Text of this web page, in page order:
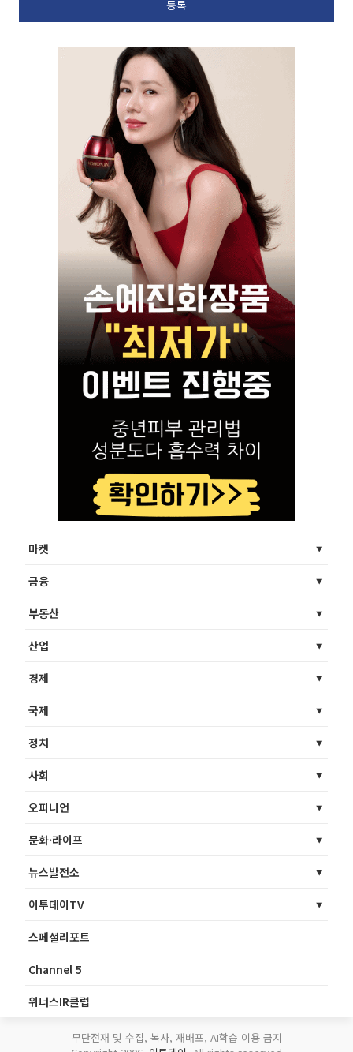
마켓
금융
부동산
산업
경제
국제
정치
사회
오피니언
문화·라이프
뉴스발전소
이투데이TV
스페셜리포트
Channel 5
위너스IR클럽
무단전재 및 수집, 복사, 재배포, AI학습 이용 금지